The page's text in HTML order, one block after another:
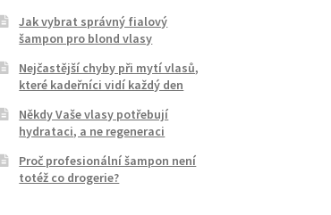
Jak vybrat správný fialový
šampon pro blond vlasy
Nejčastější chyby při mytí vlasů,
které kadeřníci vidí každý den
Někdy Vaše vlasy potřebují
hydrataci, a ne regeneraci
Proč profesionální šampon není
totéž co drogerie?